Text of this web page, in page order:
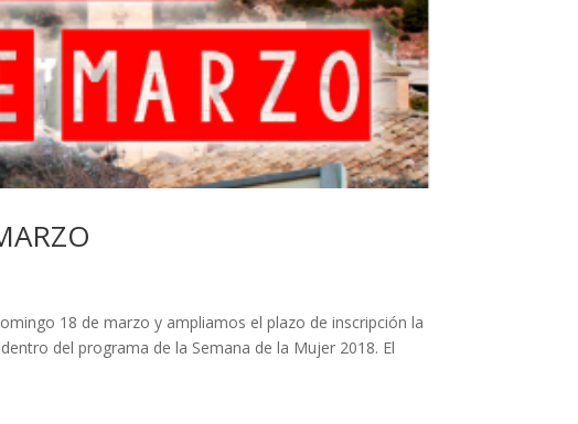
18 de marzo y ampliamos el plazo de inscripción la
del programa de la Semana de la Mujer 2018. El